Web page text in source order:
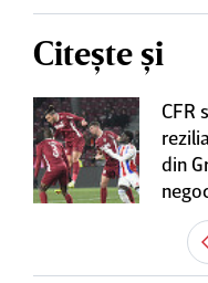
Citește și
CFR
din
|